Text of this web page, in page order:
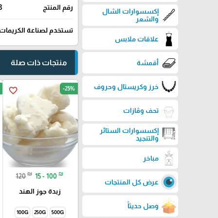
إكسسوارات الشال
والشعر
علاقات ملابس
أقمشة
خرز وكريستال وحروف
تحف وڤازات
إكسسوارات الستائر
والتنجيد
مباخر
عرض كل المنتجات
وصل حديثاً
رقم المنتج
تستخدم لصناعة الكريمات
منتجات ذات صلة
favorite_border -25%
120 ₪ 15 - 100 ₪
زبدة جوز الهند
500G
250G
100G